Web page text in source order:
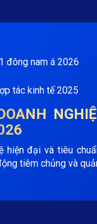
hiện đại và tiêu
tiêm chủng và